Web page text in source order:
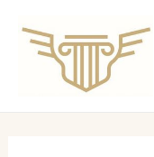
содержимому